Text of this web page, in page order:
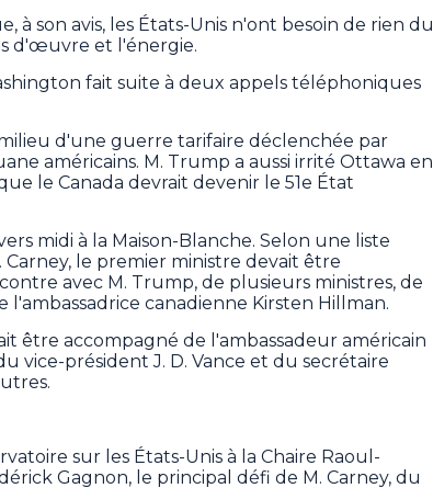
à son avis, les États-Unis n'ont besoin de rien du
d'œuvre et l'énergie.
fait suite à deux appels téléphoniques
d'une guerre tarifaire déclenchée par
américains. M. Trump a aussi irrité Ottawa en
le Canada devrait devenir le 51e État
midi à la Maison-Blanche. Selon une liste
le premier ministre devait être
avec M. Trump, de plusieurs ministres, de
l'ambassadrice canadienne Kirsten Hillman.
être accompagné de l'ambassadeur américain
vice-président J. D. Vance et du secrétaire
sur les États-Unis à la Chaire Raoul-
Gagnon, le principal défi de M. Carney, du